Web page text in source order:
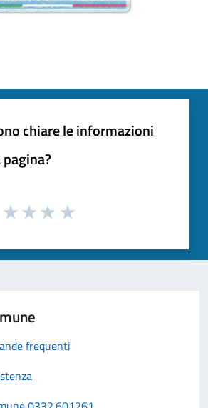
chiare le informazioni
frequenti